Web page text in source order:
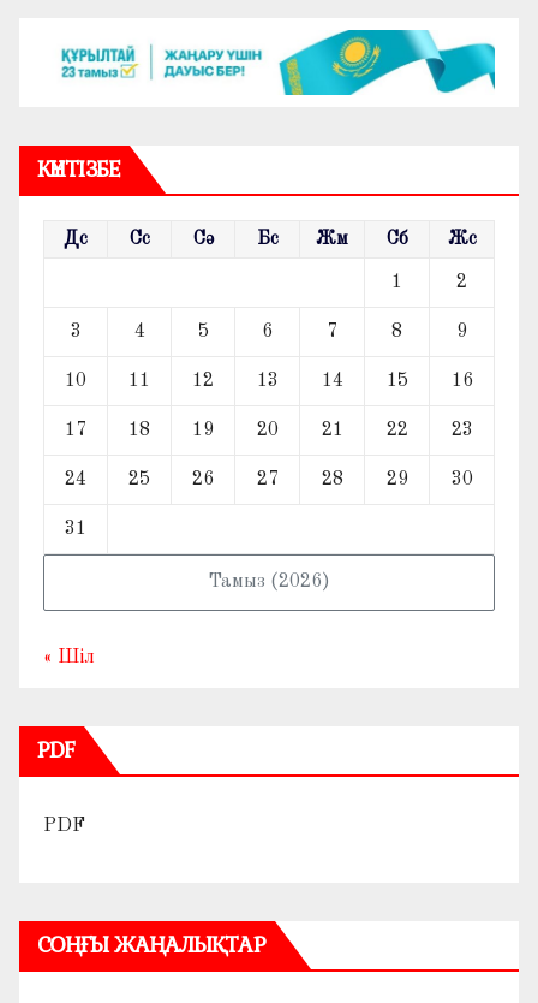
КҮНТІЗБЕ
Тамыз (2026)
Дс Сс Сә Бс Жм Сб Жс
1 2
3 4 5 6 7 8 9
10 11 12 13 14 15 16
17 18 19 20 21 22 23
24 25 26 27 28 29 30
31
« Шіл
PDF
PDF
СОҢҒЫ ЖАҢАЛЫҚТАР